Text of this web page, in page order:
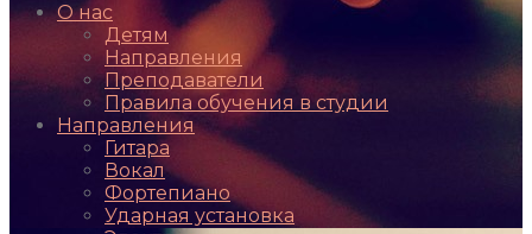
О нас
Детям
Направления
Преподаватели
Правила обучения в студии
Направления
Гитара
Вокал
Фортепиано
Ударная установка